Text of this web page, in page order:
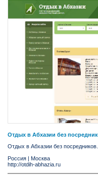
Отдых в Абхазии без
Отдых в Абхазии без
Россия | Москва
http://otdih-abhazia.ru